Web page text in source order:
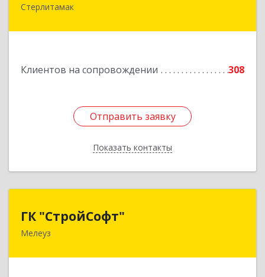
Стерлитамак
Клиентов на сопровождении 308
Отправить заявку
Показать контакты
453115, Башкортостан Респ, г.о. город
Подробнее
Отправить заявку
Назад
ГК "СтройСофт"
Мелеуз
453852, Башкортостан Респ, Мелеуз г, Ленина